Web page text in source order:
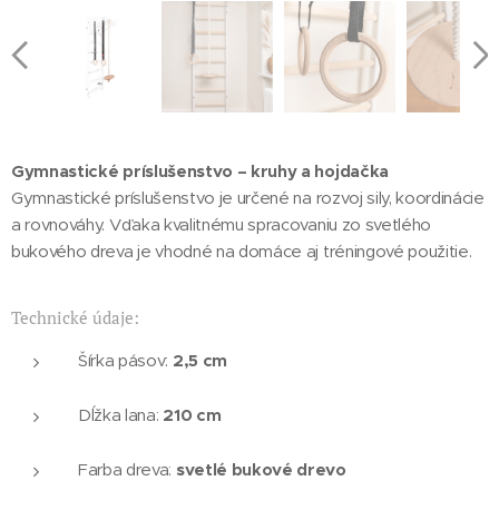
Gymnastické príslušenstvo – kruhy a hojdačka
Gymnastické príslušenstvo je určené na rozvoj sily, koordinácie
a rovnováhy. Vďaka kvalitnému spracovaniu zo svetlého
bukového dreva je vhodné na domáce aj tréningové použitie.
Technické údaje:
Šírka pásov: 2,5 cm
Dĺžka lana: 210 cm
Farba dreva: svetlé bukové drevo